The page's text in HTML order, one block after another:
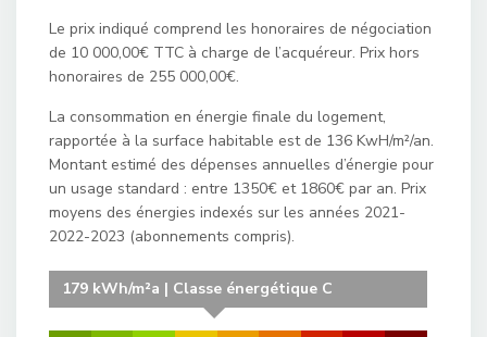
Le prix indiqué comprend les honoraires de négociation
de 10 000,00€ TTC à charge de l’acquéreur. Prix hors
honoraires de 255 000,00€.
La consommation en énergie finale du logement,
rapportée à la surface habitable est de 136 KwH/m²/an.
Montant estimé des dépenses annuelles d’énergie pour
un usage standard : entre 1350€ et 1860€ par an. Prix
moyens des énergies indexés sur les années 2021-
2022-2023 (abonnements compris).
179 kWh/m²a | Classe énergétique C